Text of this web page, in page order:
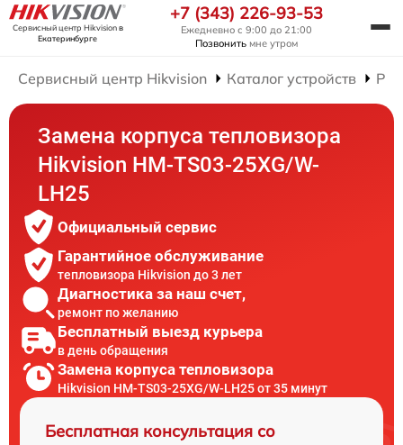
Сервисный центр Hikvisionв
Екатеринбурге
+7 (343) 226-93-53
Ежедневно с 9:00 до 21:00
Позвонить мне утром
Сервисный центр Hikvision Каталог устройств
Замена корпуса тепловизора
Hikvision HM-TS03-25XG/W-
LH25
Официальный сервис
Гарантийное обслуживание
тепловизора Hikvision до 3 лет
Диагностика за наш счет,
ремонт по желанию
Бесплатный выезд курьера
в день обращения
Замена корпуса тепловизора
Hikvision HM-TS03-25XG/W-LH25 от 35 минут
Бесплатная консультация со